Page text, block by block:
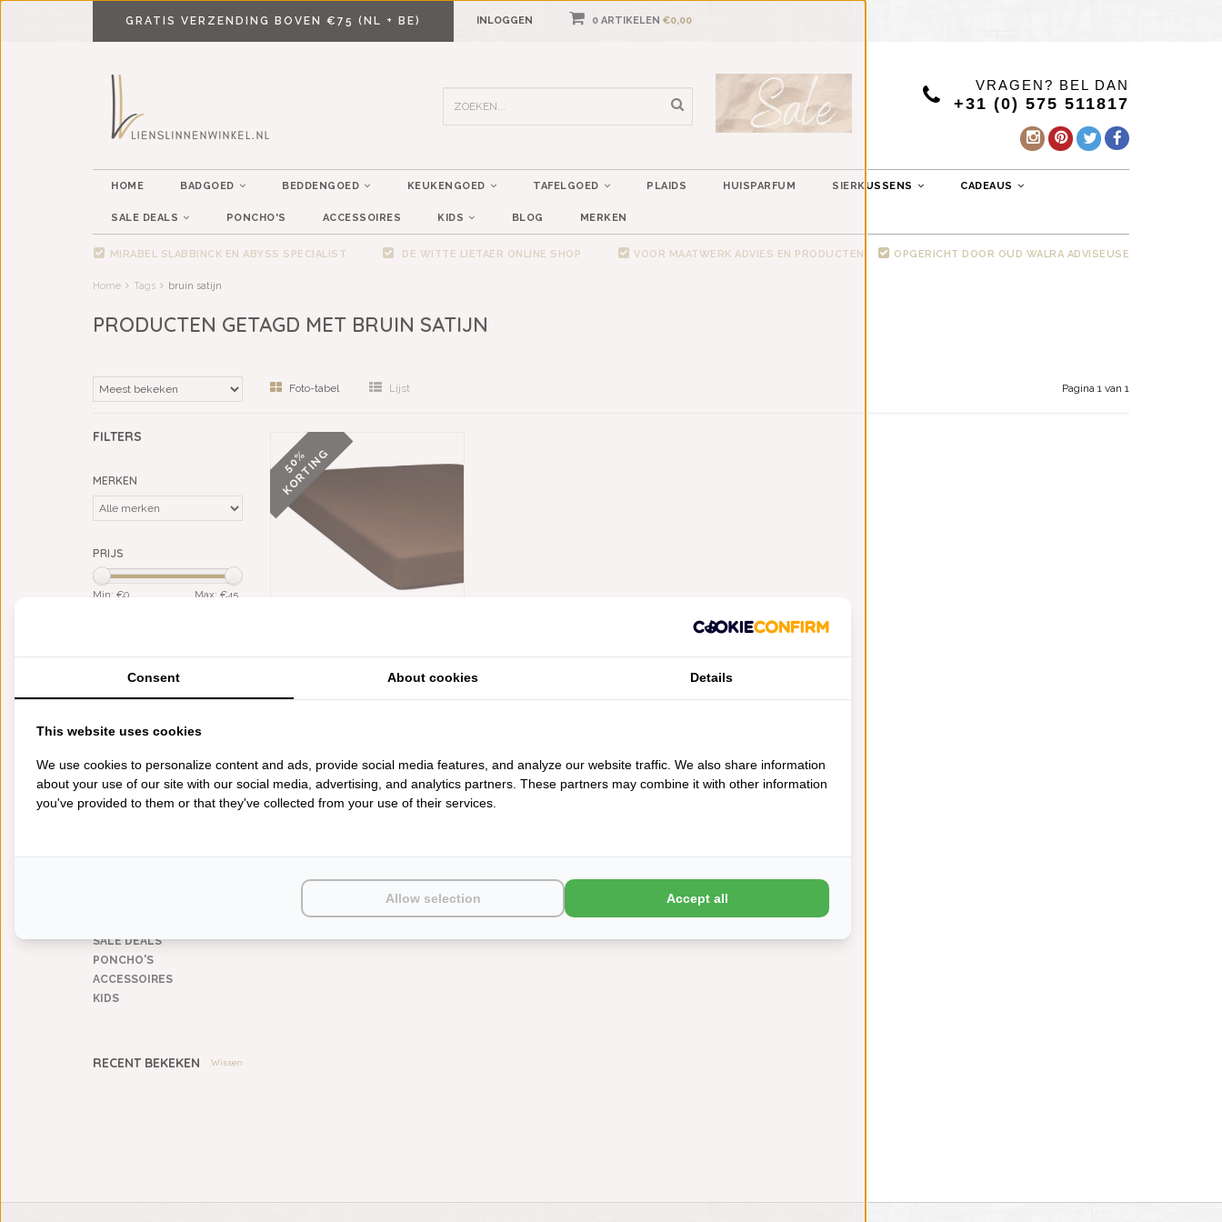
GRATIS VERZENDING BOVEN €75 (NL + BE) INLOGGEN 0 ARTIKELEN €0,00
VRAGEN? BEL DAN
+31 (0) 575 511817
HOME BADGOED BEDDENGOED KEUKENGOED TAFELGOED PLAIDS HUISPARFUM SIERKUSSENS CADEAUS
SALE DEALS PONCHO'S ACCESSOIRES KIDS BLOG MERKEN
MIRABEL SLABBINCK EN ABYSS SPECIALIST DE WITTE LIETAER ONLINE SHOP VOOR MAATWERK ADVIES EN PRODUCTEN OPGERICHT DOOR OUD WALRA ADVISEUSE
Home Tags bruin satijn
PRODUCTEN GETAGD MET BRUIN SATIJN
Foto-tabel Lijst Pagina 1 van 1
FILTERS
MERKEN
PRIJS
Min: €0 Max: €45
bruin(1)
CATEGORIEËN
BADGOED
BEDDENGOED
SALE DEALS
PONCHO'S
ACCESSOIRES
KIDS
RECENT BEKEKEN Wissen
5
0
%
K
O
R
T
I
N
G
SATIJNEN HOESLAKEN
CHOCOLATE 300TC TOT 20 CM
Consent About cookies Details
This website uses cookies
We use cookies to personalize content and ads, provide social media features, and analyze our website traffic. We also share information
about your use of our site with our social media, advertising, and analytics partners. These partners may combine it with other information
you've provided to them or that they've collected from your use of their services.
Allow selection Accept all